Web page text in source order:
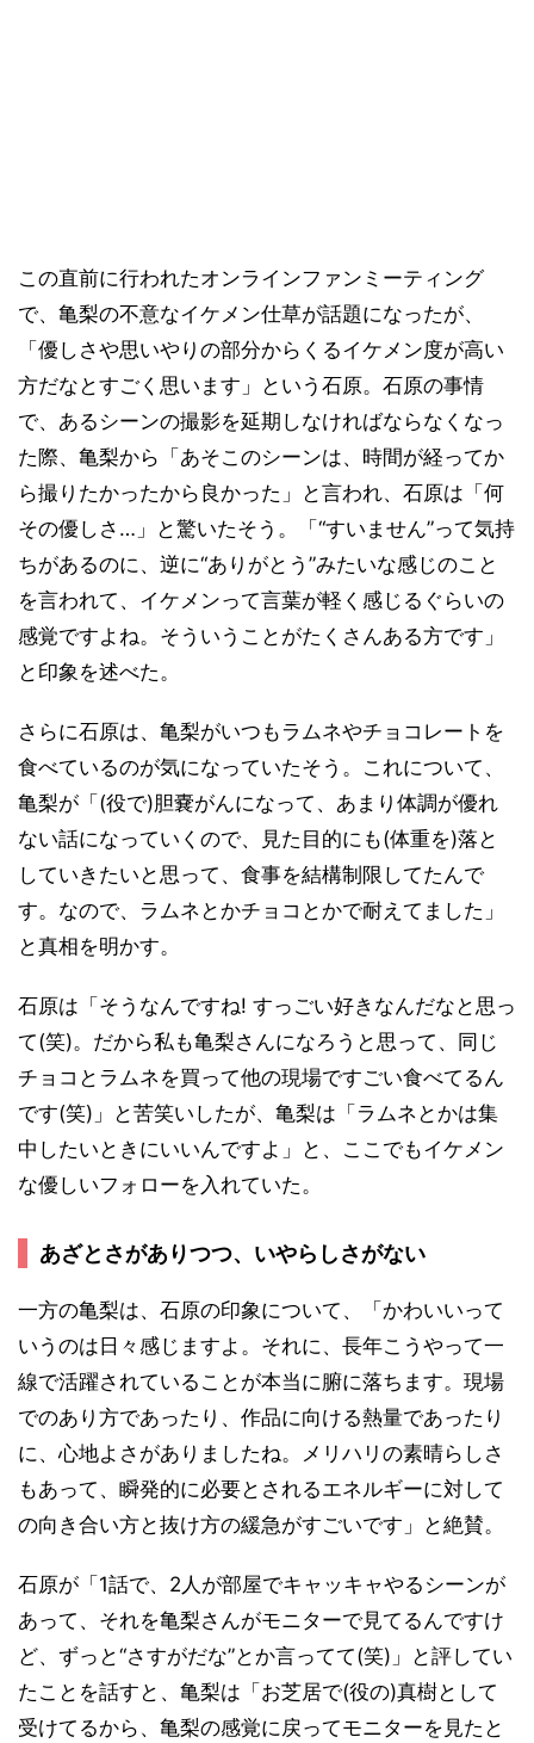
この直前に行われたオンラインファンミーティング
で、亀梨の不意なイケメン仕草が話題になったが、
「優しさや思いやりの部分からくるイケメン度が高い
方だなとすごく思います」という石原。石原の事情
で、あるシーンの撮影を延期しなければならなくなっ
た際、亀梨から「あそこのシーンは、時間が経ってか
ら撮りたかったから良かった」と言われ、石原は「何
その優しさ…」と驚いたそう。「“すいません”って気持
ちがあるのに、逆に“ありがとう”みたいな感じのこと
を言われて、イケメンって言葉が軽く感じるぐらいの
感覚ですよね。そういうことがたくさんある方です」
と印象を述べた。
さらに石原は、亀梨がいつもラムネやチョコレートを
食べているのが気になっていたそう。これについて、
亀梨が「(役で)胆嚢がんになって、あまり体調が優れ
ない話になっていくので、見た目的にも(体重を)落と
していきたいと思って、食事を結構制限してたんで
す。なので、ラムネとかチョコとかで耐えてました」
と真相を明かす。
石原は「そうなんですね! すっごい好きなんだなと思っ
て(笑)。だから私も亀梨さんになろうと思って、同じ
チョコとラムネを買って他の現場ですごい食べてるん
です(笑)」と苦笑いしたが、亀梨は「ラムネとかは集
中したいときにいいんですよ」と、ここでもイケメン
な優しいフォローを入れていた。
あざとさがありつつ、いやらしさがない
一方の亀梨は、石原の印象について、「かわいいって
いうのは日々感じますよ。それに、長年こうやって一
線で活躍されていることが本当に腑に落ちます。現場
でのあり方であったり、作品に向ける熱量であったり
に、心地よさがありましたね。メリハリの素晴らしさ
もあって、瞬発的に必要とされるエネルギーに対して
の向き合い方と抜け方の緩急がすごいです」と絶賛。
石原が「1話で、2人が部屋でキャッキャやるシーンが
あって、それを亀梨さんがモニターで見てるんですけ
ど、ずっと“さすがだな”とか言ってて(笑)」と評してい
たことを話すと、亀梨は「お芝居で(役の)真樹として
受けてるから、亀梨の感覚に戻ってモニターを見たと